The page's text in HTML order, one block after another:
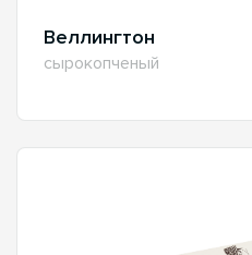
Веллингтон
сырокопченый